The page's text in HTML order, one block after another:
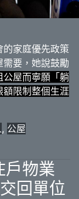
的家庭優先政策
要，她說鼓勵
公屋而寧願「躺
額限制整個生涯
, 公屋
戶物業
回單位